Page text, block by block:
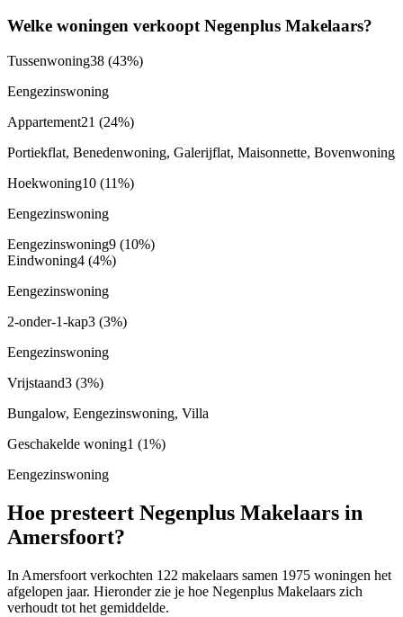
Welke woningen verkoopt Negenplus Makelaars?
Tussenwoning38 (43%)
Eengezinswoning
Appartement21 (24%)
Portiekflat, Benedenwoning, Galerijflat, Maisonnette, Bovenwoning
Hoekwoning10 (11%)
Eengezinswoning
Eengezinswoning9 (10%)
Eindwoning4 (4%)
Eengezinswoning
2-onder-1-kap3 (3%)
Eengezinswoning
Vrijstaand3 (3%)
Bungalow, Eengezinswoning, Villa
Geschakelde woning1 (1%)
Eengezinswoning
Hoe presteert Negenplus Makelaars in
Amersfoort?
In Amersfoort verkochten 122 makelaars samen 1975 woningen het
afgelopen jaar. Hieronder zie je hoe Negenplus Makelaars zich
verhoudt tot het gemiddelde.